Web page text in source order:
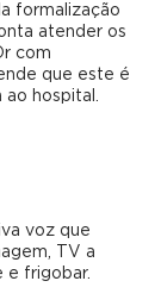
formalização
atender os
com
que este é
hospital.
voz que
TV a
frigobar.